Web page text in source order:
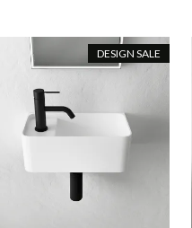
DESIGN SALE